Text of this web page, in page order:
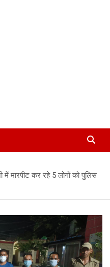
हलचल)
में मारपीट कर रहे 5 लोगों को पुलिस